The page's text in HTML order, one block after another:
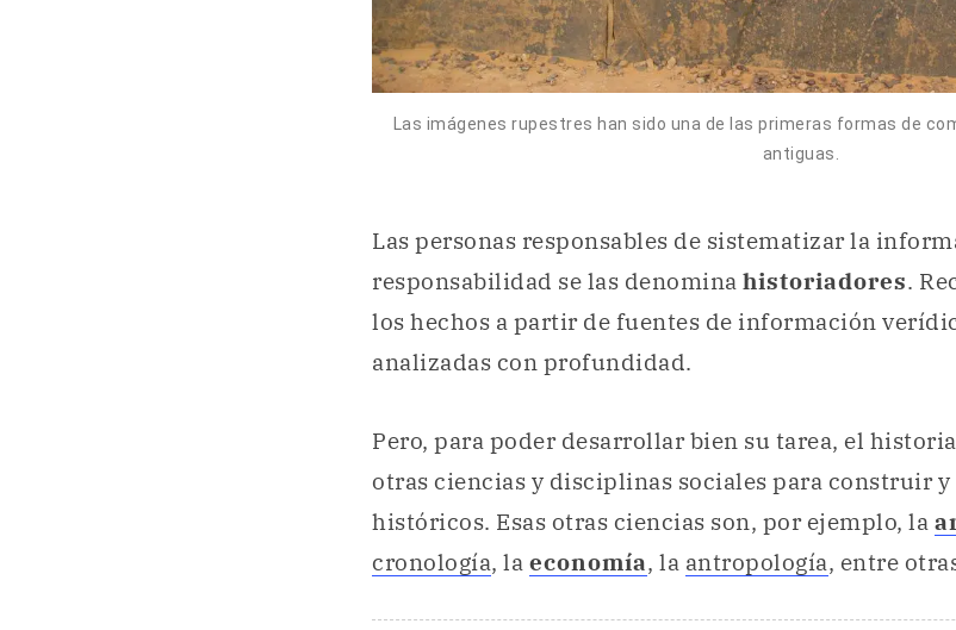
Las imágenes rupestres han sido una de las primeras formas de
antiguas.
Las personas responsables de sistematizar la
responsabilidad se las denomina historiadores.
los hechos a partir de fuentes de información
analizadas con profundidad.
Pero, para poder desarrollar bien su tarea, el
otras ciencias y disciplinas sociales para construir
históricos. Esas otras ciencias son, por ejemplo, la
cronología, la economía, la antropología, entre